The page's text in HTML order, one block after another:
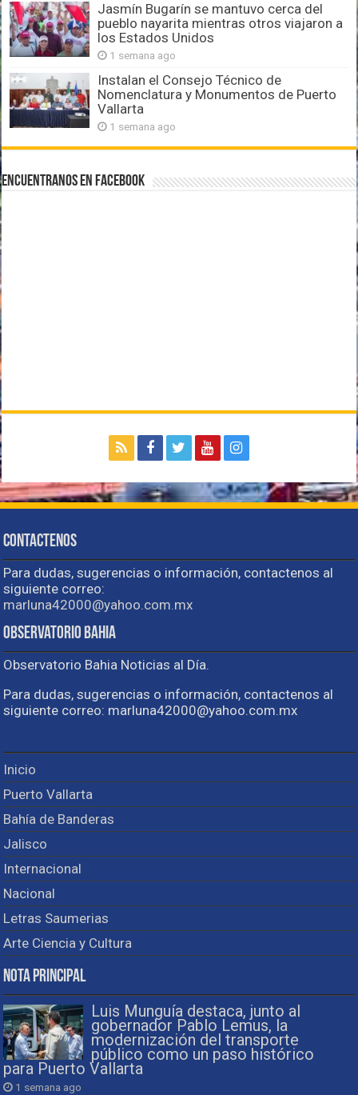
Jasmín Bugarín se mantuvo cerca del
pueblo nayarita mientras otros viajaron a
los Estados Unidos
1 semana ago
Instalan el Consejo Técnico de
Nomenclatura y Monumentos de Puerto
Vallarta
1 semana ago
Encuentranos en Facebook
Contactenos
Para dudas, sugerencias o información, contactenos al
siguiente correo:
marluna42000@yahoo.com.mx
Observatorio Bahia
Observatorio Bahia Noticias al Día.
Para dudas, sugerencias o información, contactenos al
siguiente correo: marluna42000@yahoo.com.mx
Inicio
Puerto Vallarta
Bahía de Banderas
Jalisco
Internacional
Nacional
Letras Saumerias
Arte Ciencia y Cultura
Nota Principal
Luis Munguía destaca, junto al
gobernador Pablo Lemus, la
modernización del transporte
público como un paso histórico
para Puerto Vallarta
1 semana ago